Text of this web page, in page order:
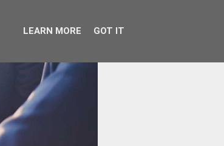
LEARN MORE GOT IT